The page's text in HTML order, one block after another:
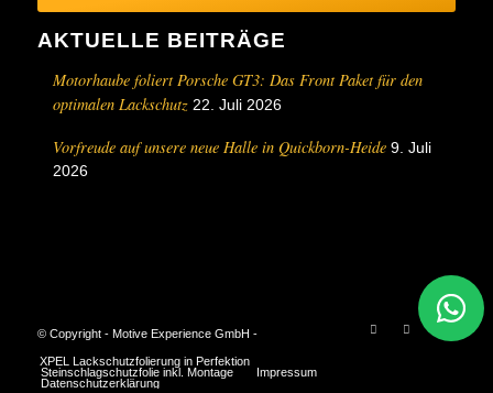
AKTUELLE BEITRÄGE
Motorhaube foliert Porsche GT3: Das Front Paket für den
optimalen Lackschutz 22. Juli 2026
Vorfreude auf unsere neue Halle in Quickborn-Heide 9. Juli
2026
© Copyright - Motive Experience GmbH -
XPEL Lackschutzfolierung in Perfektion
Steinschlagschutzfolie inkl. Montage
Impressum
Datenschutzerklärung